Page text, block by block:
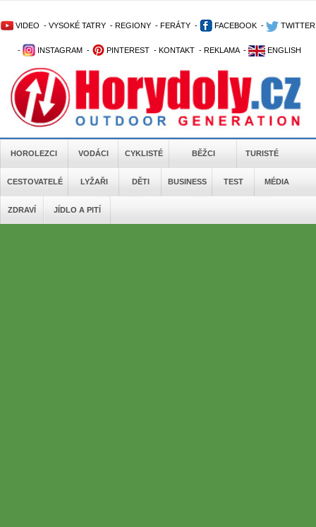
VIDEO - VYSOKÉ TATRY - REGIONY - FERÁTY - FACEBOOK - TWITTER
- INSTAGRAM - PINTEREST - KONTAKT - REKLAMA - ENGLISH
HOROLEZCI VODÁCI CYKLISTÉ BĚŽCI TURISTÉ
CESTOVATELÉ LYŽAŘI DĚTI BUSINESS TEST MÉDIA
ZDRAVÍ JÍDLO A PITÍ